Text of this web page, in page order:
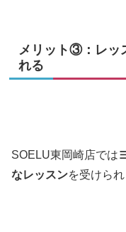
メリット③：レッ
れる
SOELU東岡崎店では
なレッスンを受けられ